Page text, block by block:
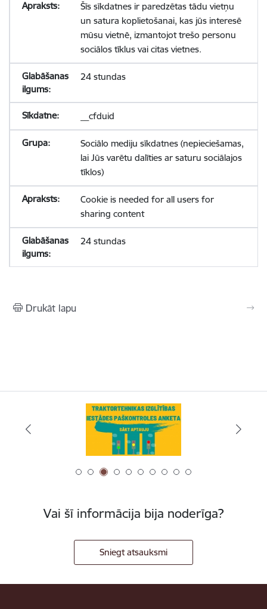
Šīs sīkdatnes ir paredzētas tādu vietņu
un satura koplietošanai, kas jūs interesē
mūsu vietnē, izmantojot trešo personu
sociālos tīklus vai citas vietnes.
24 stundas
__cfduid
Sociālo mediju sīkdatnes (nepieciešamas,
lai Jūs varētu dalīties ar saturu sociālajos
tīklos)
Cookie is needed for all users for
sharing content
24 stundas
Drukāt lapu
Vai šī informācija bija noderīga?
Sniegt atsauksmi